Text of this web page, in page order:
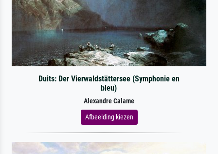
Duits: Der Vierwaldstättersee (Symphonie en
bleu)
Alexandre Calame
Afbeelding kiezen